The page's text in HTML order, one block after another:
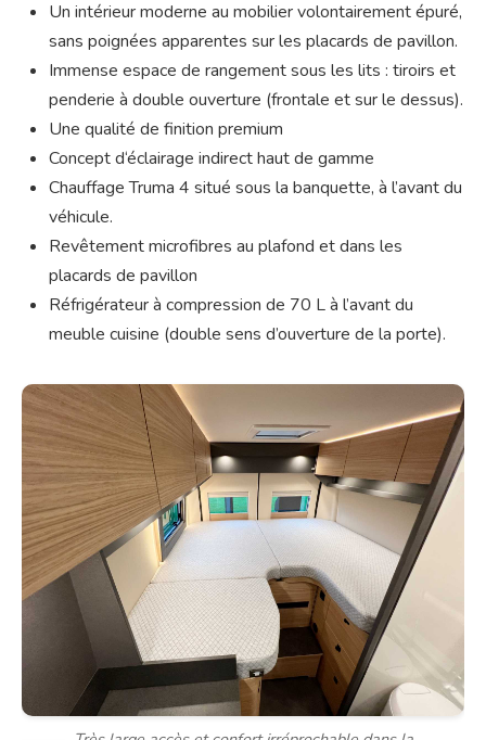
Un intérieur moderne au mobilier volontairement épuré,
sans poignées apparentes sur les placards de pavillon.
Immense espace de rangement sous les lits : tiroirs et
penderie à double ouverture (frontale et sur le dessus).
Une qualité de finition premium
Concept d‘éclairage indirect haut de gamme
Chauffage Truma 4 situé sous la banquette, à l’avant du
véhicule.
Revêtement microfibres au plafond et dans les
placards de pavillon
Réfrigérateur à compression de 70 L à l’avant du
meuble cuisine (double sens d’ouverture de la porte).